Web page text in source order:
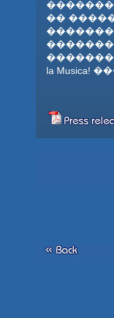
��
�������
la Musica!